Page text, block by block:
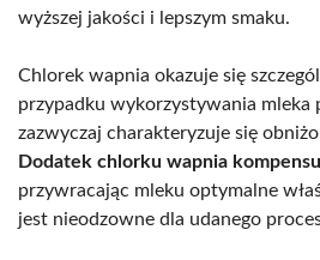
wyższej jakości i lepszym smaku.
Chlorek wapnia okazuje się
przypadku wykorzystywania mleka
zazwyczaj charakteryzuje się
Dodatek chlorku wapnia
przywracając mleku optymalne
jest nieodzowne dla udanego